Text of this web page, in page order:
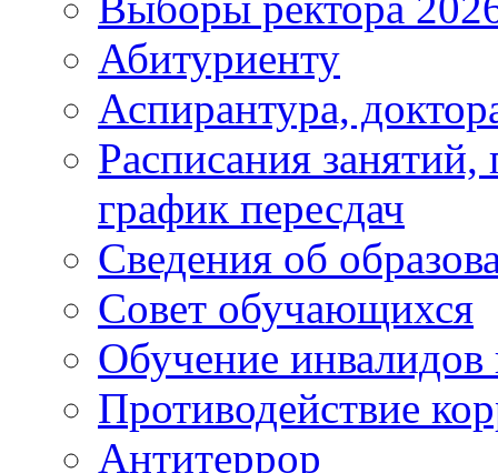
Абитуриенту
Аспирантура,
Расписания
график пересдач
Сведения об
Совет обучающихся
Обучение
Противодействие
Антитеррор